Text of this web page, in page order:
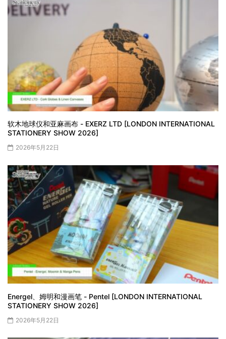
软木地球仪和亚麻画布 - EXERZ LTD [LONDON INTERNATIONAL
STATIONERY SHOW 2026]
2026年5月22日
Energel、姆明和漫画笔 - Pentel [LONDON INTERNATIONAL
STATIONERY SHOW 2026]
2026年5月22日